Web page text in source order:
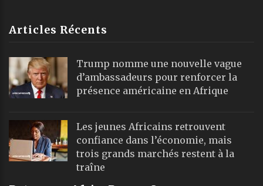
Articles Récents
Trump nomme une nouvelle vague
d’ambassadeurs pour renforcer la
présence américaine en Afrique
Les jeunes Africains retrouvent
confiance dans l’économie, mais
trois grands marchés restent à la
traîne